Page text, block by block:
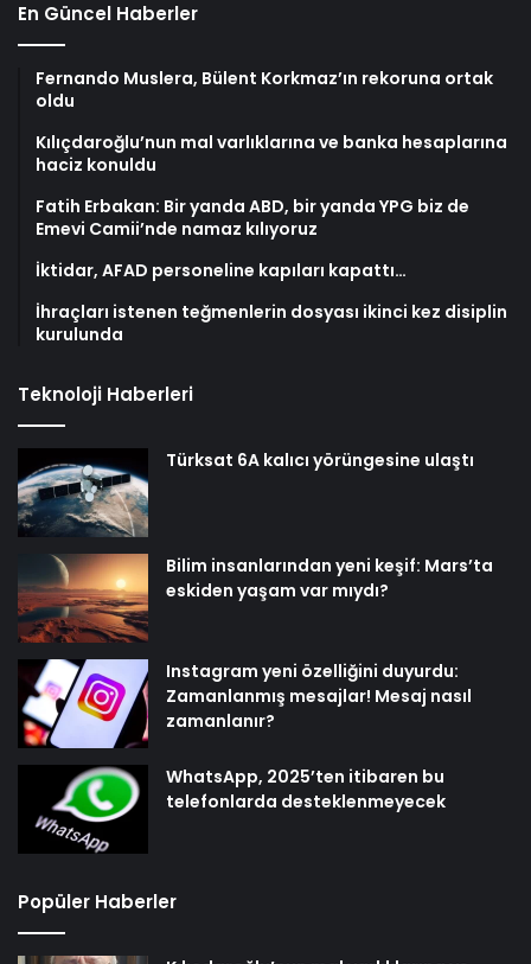
En Güncel Haberler
Fernando Muslera, Bülent Korkmaz’ın rekoruna ortak
oldu
Kılıçdaroğlu’nun mal varlıklarına ve banka hesaplarına
haciz konuldu
Fatih Erbakan: Bir yanda ABD, bir yanda YPG biz de
Emevi Camii’nde namaz kılıyoruz
İktidar, AFAD personeline kapıları kapattı…
İhraçları istenen teğmenlerin dosyası ikinci kez disiplin
kurulunda
Teknoloji Haberleri
Türksat 6A kalıcı yörüngesine ulaştı
Bilim insanlarından yeni keşif: Mars’ta
eskiden yaşam var mıydı?
Instagram yeni özelliğini duyurdu:
Zamanlanmış mesajlar! Mesaj nasıl
zamanlanır?
WhatsApp, 2025’ten itibaren bu
telefonlarda desteklenmeyecek
Popüler Haberler